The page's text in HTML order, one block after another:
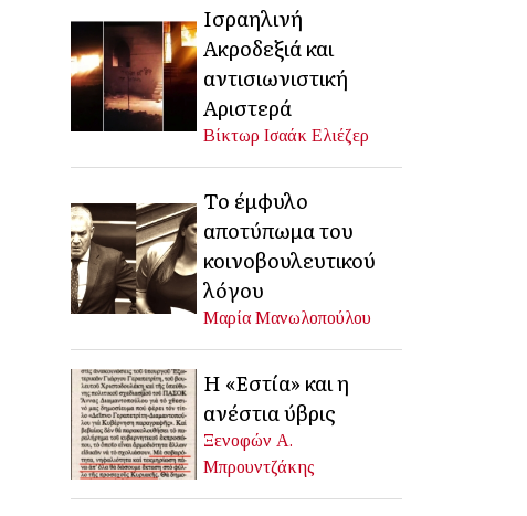
Ισραηλινή
Ακροδεξιά και
αντισιωνιστική
Αριστερά
Βίκτωρ Ισαάκ Ελιέζερ
Το έμφυλο
αποτύπωμα του
κοινοβουλευτικού
λόγου
Μαρία Μανωλοπούλου
Η «Εστία» και η
ανέστια ύβρις
Ξενοφών Α.
Μπρουντζάκης